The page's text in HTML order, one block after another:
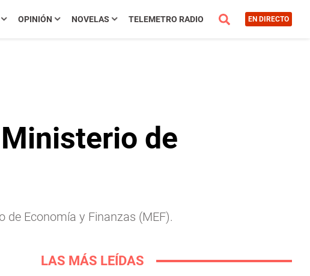
OPINIÓN NOVELAS TELEMETRO RADIO EN DIRECTO
de
de Economía y Finanzas (MEF).
LAS MÁS LEÍDAS